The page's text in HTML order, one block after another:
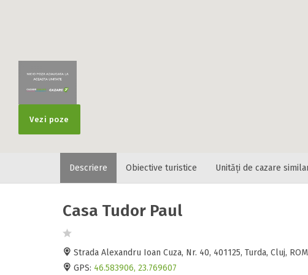
Vezi poze
Descriere Obiective turistice Unități de cazare
Casa Tudor Paul
Strada Alexandru Ioan Cuza, Nr. 40, 401125, Turda, Cluj,
GPS: 46.583906, 23.769607